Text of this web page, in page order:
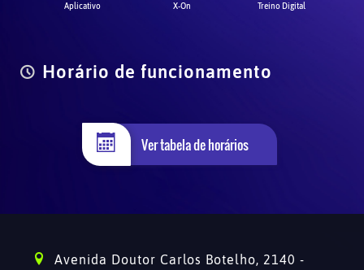
Aplicativo X-On Treino Digital
Horário de funcionamento
Ver tabela de horários
Avenida Doutor Carlos Botelho, 2140 -